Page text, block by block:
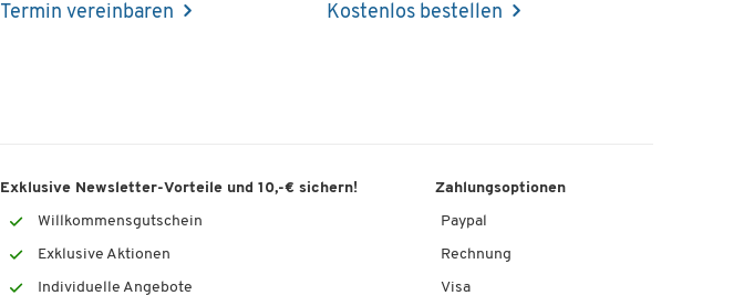
Termin vereinbaren Kostenlos bestellen
Exklusive Newsletter-Vorteile und 10,-€ sichern!
Willkommensgutschein
Exklusive Aktionen
Individuelle Angebote
Zahlungsoptionen
Paypal
Rechnung
Visa